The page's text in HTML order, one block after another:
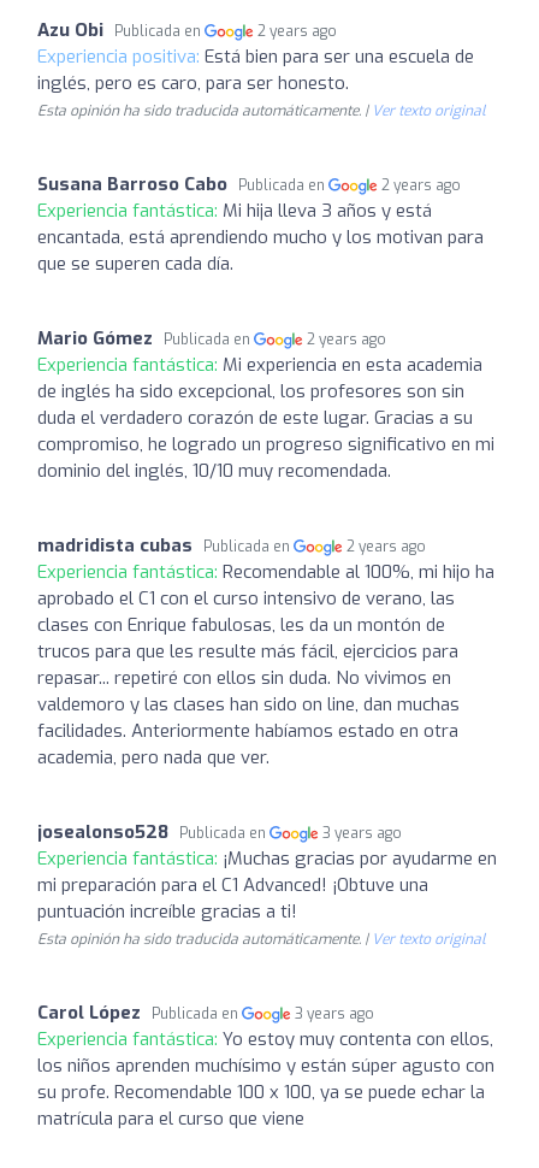
Azu Obi Publicada en 2 years ago
Experiencia positiva: Está bien para ser una escuela de
inglés, pero es caro, para ser honesto.
Esta opinión ha sido traducida automáticamente. | Ver texto original
Susana Barroso Cabo Publicada en 2 years ago
Experiencia fantástica: Mi hija lleva 3 años y está
encantada, está aprendiendo mucho y los motivan para
que se superen cada día.
Mario Gómez Publicada en 2 years ago
Experiencia fantástica: Mi experiencia en esta academia
de inglés ha sido excepcional, los profesores son sin
duda el verdadero corazón de este lugar. Gracias a su
compromiso, he logrado un progreso significativo en mi
dominio del inglés, 10/10 muy recomendada.
madridista cubas Publicada en 2 years ago
Experiencia fantástica: Recomendable al 100%, mi hijo ha
aprobado el C1 con el curso intensivo de verano, las
clases con Enrique fabulosas, les da un montón de
trucos para que les resulte más fácil, ejercicios para
repasar... repetiré con ellos sin duda. No vivimos en
valdemoro y las clases han sido on line, dan muchas
facilidades. Anteriormente habíamos estado en otra
academia, pero nada que ver.
josealonso528 Publicada en 3 years ago
Experiencia fantástica: ¡Muchas gracias por ayudarme en
mi preparación para el C1 Advanced! ¡Obtuve una
puntuación increíble gracias a ti!
Esta opinión ha sido traducida automáticamente. | Ver texto original
Carol López Publicada en 3 years ago
Experiencia fantástica: Yo estoy muy contenta con ellos,
los niños aprenden muchísimo y están súper agusto con
su profe. Recomendable 100 x 100, ya se puede echar la
matrícula para el curso que viene